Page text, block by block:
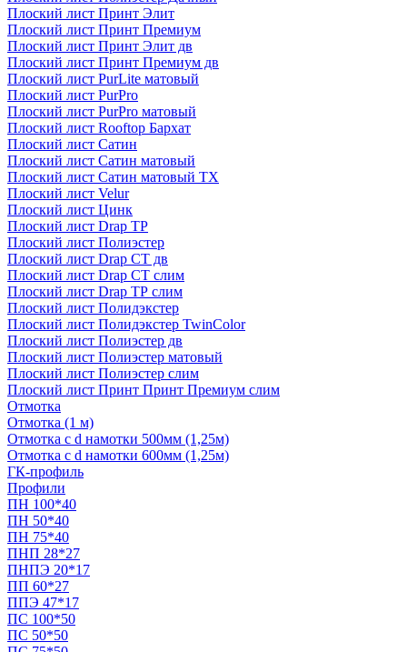
Плоский лист Принт Элит
Плоский лист Принт Премиум
Плоский лист Принт Элит дв
Плоский лист Принт Премиум дв
Плоский лист PurLite матовый
Плоский лист PurPro
Плоский лист PurPro матовый
Плоский лист Rooftop Бархат
Плоский лист Сатин
Плоский лист Сатин матовый
Плоский лист Сатин матовый TX
Плоский лист Velur
Плоский лист Цинк
Плоский лист Drap ТР
Плоский лист Полиэстер
Плоский лист Drap СТ дв
Плоский лист Drap СТ слим
Плоский лист Drap ТР слим
Плоский лист Полидэкстер
Плоский лист Полидэкстер TwinColor
Плоский лист Полиэстер дв
Плоский лист Полиэстер матовый
Плоский лист Полиэстер слим
Плоский лист Принт Принт Премиум слим
Отмотка
Отмотка (1 м)
Отмотка с d намотки 500мм (1,25м)
Отмотка с d намотки 600мм (1,25м)
ГК-профиль
Профили
ПН 100*40
ПН 50*40
ПН 75*40
ПНП 28*27
ПНПЭ 20*17
ПП 60*27
ППЭ 47*17
ПС 100*50
ПС 50*50